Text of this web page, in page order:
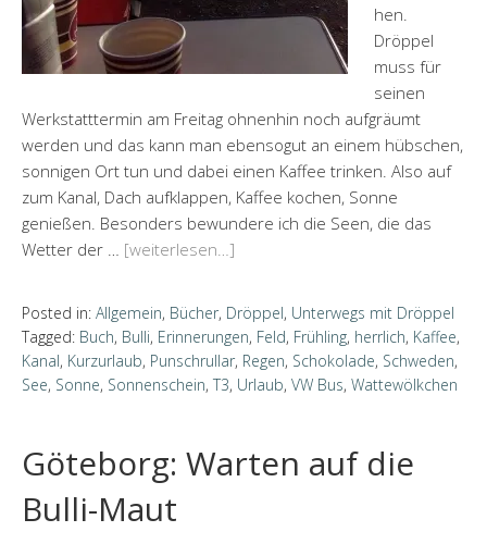
hen.
Dröppel
muss für
seinen
Werkstatttermin am Freitag ohnenhin noch aufgräumt
werden und das kann man ebensogut an einem hübschen,
sonnigen Ort tun und dabei einen Kaffee trinken. Also auf
zum Kanal, Dach aufklappen, Kaffee kochen, Sonne
genießen. Besonders bewundere ich die Seen, die das
Wetter der … [weiterlesen…]
Posted in: Allgemein, Bücher, Dröppel, Unterwegs mit Dröppel
Tagged: Buch, Bulli, Erinnerungen, Feld, Frühling, herrlich, Kaffee,
Kanal, Kurzurlaub, Punschrullar, Regen, Schokolade, Schweden,
See, Sonne, Sonnenschein, T3, Urlaub, VW Bus, Wattewölkchen
Göteborg: Warten auf die
Bulli-Maut